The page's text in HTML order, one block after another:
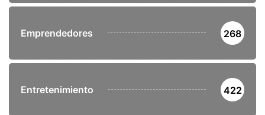
Emprendedores 268
Entretenimiento 422